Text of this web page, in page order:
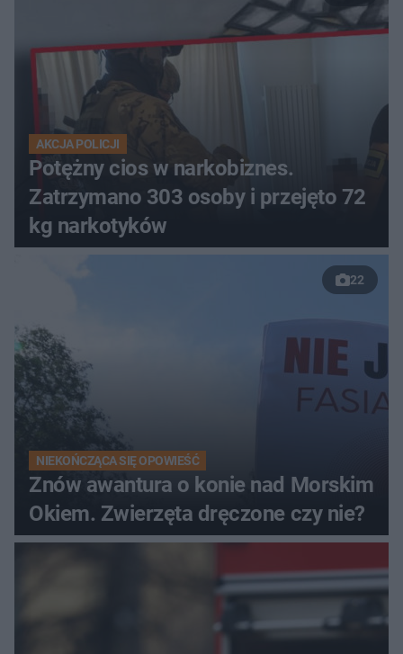
AKCJA POLICJI
Potężny cios w narkobiznes.
Zatrzymano 303 osoby i przejęto 72
kg narkotyków
22
NIEKOŃCZĄCA SIĘ OPOWIEŚĆ
Znów awantura o konie nad Morskim
Okiem. Zwierzęta dręczone czy nie?